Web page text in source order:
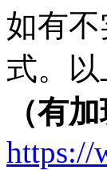
如有
式。以
（有
https://